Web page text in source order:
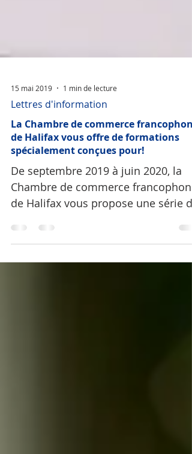
Lettres d'information
La Chambre de commerce francophone
de Halifax vous offre de formations
spécialement conçues pour!
De septembre 2019 à juin 2020, la
Chambre de commerce francophone
de Halifax vous propose une série de
formations spécialement conçues